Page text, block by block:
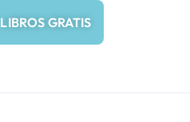
LIBROS GRATIS